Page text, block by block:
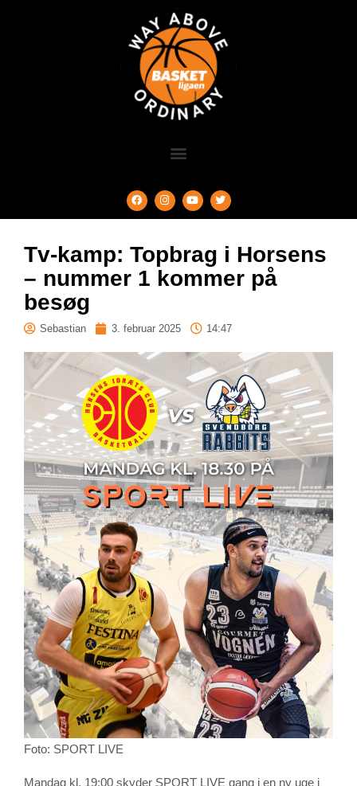
Tv-kamp: Topbrag i Horsens
– nummer 1 kommer på
besøg
Sebastian 3. februar 2025 14:47
Foto: SPORT LIVE
Mandag kl. 19:00 skyder SPORT LIVE gang i en ny uge i